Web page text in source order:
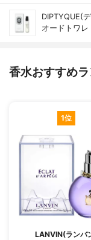
DIPTYQUE(
オードトワ
香水おすすめ
1位
LANVIN(ランバ